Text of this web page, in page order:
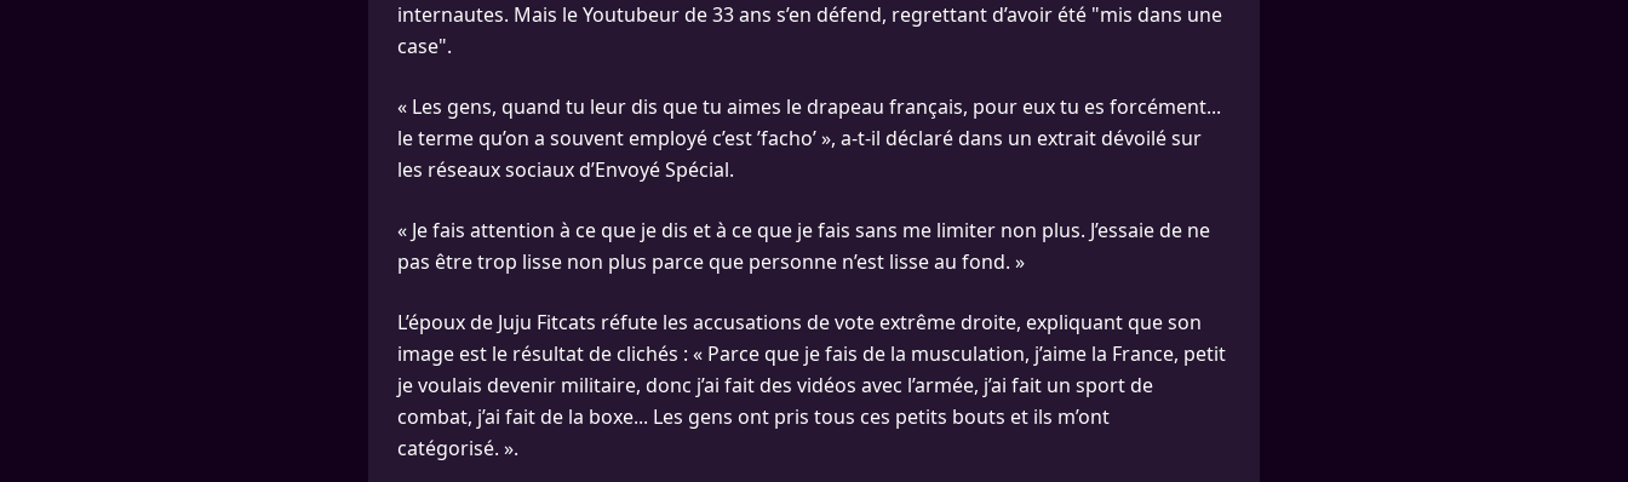
internautes. Mais le Youtubeur de 33 ans s’en défend, regrettant d’avoir été "mis dans une
case".
« Les gens, quand tu leur dis que tu aimes le drapeau français, pour eux tu es forcément...
le terme qu’on a souvent employé c’est ’facho’ », a-t-il déclaré dans un extrait dévoilé sur
les réseaux sociaux d’Envoyé Spécial.
« Je fais attention à ce que je dis et à ce que je fais sans me limiter non plus. J’essaie de ne
pas être trop lisse non plus parce que personne n’est lisse au fond. »
L’époux de Juju Fitcats réfute les accusations de vote extrême droite, expliquant que son
image est le résultat de clichés : « Parce que je fais de la musculation, j’aime la France, petit
je voulais devenir militaire, donc j’ai fait des vidéos avec l’armée, j’ai fait un sport de
combat, j’ai fait de la boxe... Les gens ont pris tous ces petits bouts et ils m’ont
catégorisé. ».